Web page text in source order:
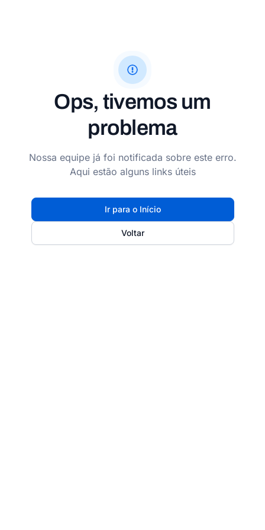
Ops, tivemos um
problema
Nossa equipe já foi notificada sobre este erro.
Aqui estão alguns links úteis
Ir para o Início
Voltar